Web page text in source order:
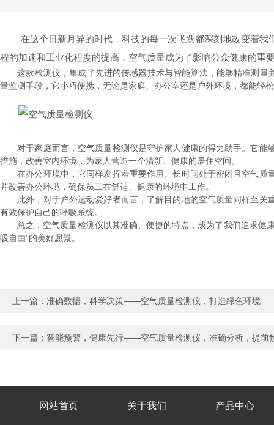
在这个日新月异的时代，科技的每一次飞跃都深刻地改变着我
程的加速和工业化程度的提高，空气质量成为了影响公众健康的重
这款检测仪，集成了先进的传感器技术与智能算法，能够精准测量
量监测手段，它小巧便携，无论是家庭、办公室还是户外环境，都能轻
对于家庭而言，空气质量检测仪是守护家人健康的得力助手。它能
措施，改善室内环境，为家人营造一个清新、健康的居住空间。
在办公环境中，它同样发挥着重要作用。长时间处于密闭且空气质
并改善办公环境，确保员工在舒适、健康的环境中工作。
此外，对于户外运动爱好者而言，了解目的地的空气质量同样至关
有效保护自己的呼吸系统。
总之，空气质量检测仪以其准确、便捷的特点，成为了我们追求健
吸自由”的美好愿景。
上一篇： 准确数据，科学决策——空气质量检测仪，打造绿色环境
下一篇： 智能预警，健康先行——空气质量检测仪，准确分析，提前
网站首页 关于我们 产品中心